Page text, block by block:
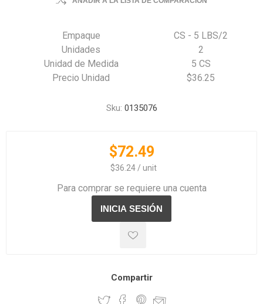
Empaque
CS - 5 LBS/2
Unidades
2
Unidad de Medida
5 CS
Precio Unidad
$36.25
Sku: 0135076
$72.49
‏‏‎ ‎‏‏‎ ‎$36.24 / unit
Para comprar se requiere una cuenta
Compartir